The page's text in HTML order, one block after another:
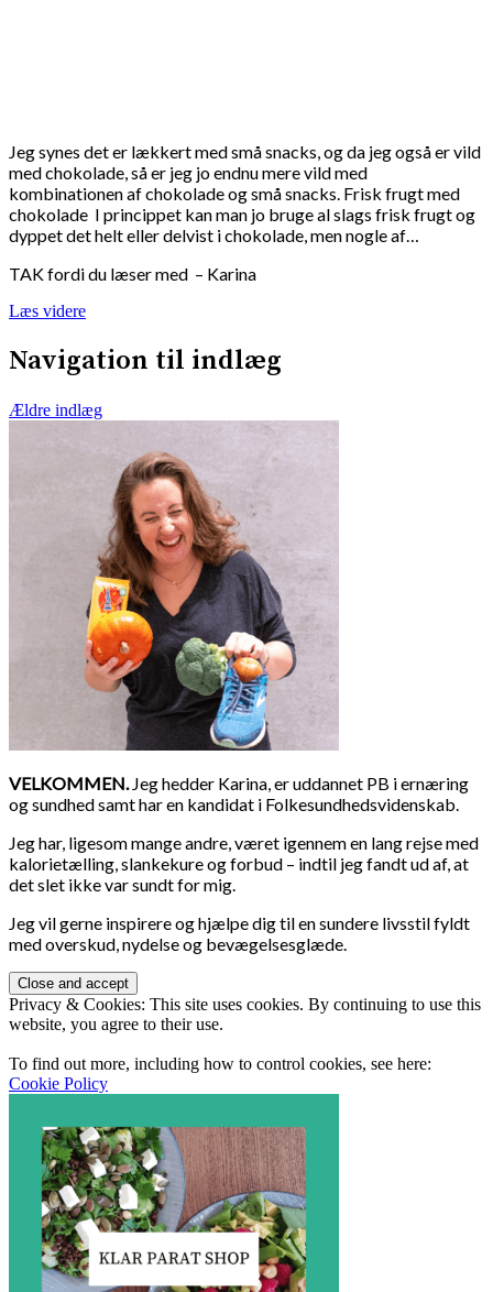
Jeg synes det er lækkert med små snacks, og da jeg også er vild
med chokolade, så er jeg jo endnu mere vild med
kombinationen af chokolade og små snacks. Frisk frugt med
chokolade I princippet kan man jo bruge al slags frisk frugt og
dyppet det helt eller delvist i chokolade, men nogle af…
TAK fordi du læser med – Karina
Læs videre
Navigation til indlæg
Ældre indlæg
VELKOMMEN.Jeg hedder Karina, er uddannet PB i ernæring
og sundhed samt har en kandidat i Folkesundhedsvidenskab.
Jeg har, ligesom mange andre, været igennem en lang rejse med
kalorietælling, slankekure og forbud – indtil jeg fandt ud af, at
det slet ikke var sundt for mig.
Jeg vil gerne inspirere og hjælpe dig til en sundere livsstil fyldt
med overskud, nydelse og bevægelsesglæde.
Privacy & Cookies: This site uses cookies. By continuing to use this
website, you agree to their use.
To find out more, including how to control cookies, see here:
Cookie Policy